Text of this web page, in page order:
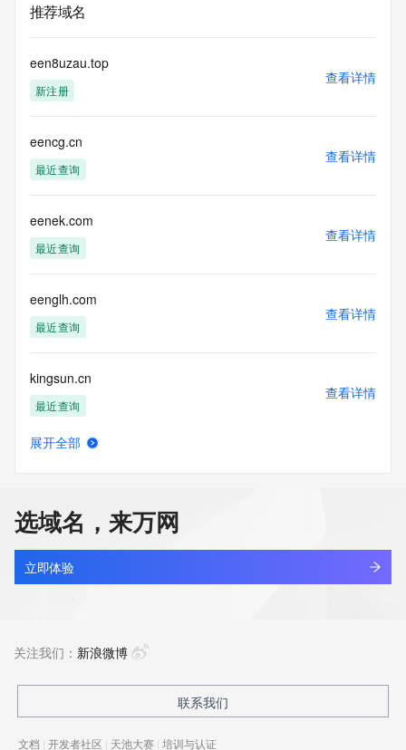
推荐域名
een8uzau.top
新注册
查看详情
eencg.cn
最近查询
查看详情
eenek.com
最近查询
查看详情
eenglh.com
最近查询
查看详情
kingsun.cn
最近查询
查看详情
apsci.cn
最近查询
查看详情
最近查询
展开全部
选域名，来万网
立即体验
关注我们： 新浪微博
联系我们
文档 | 开发者社区 | 天池大赛 | 培训与认证